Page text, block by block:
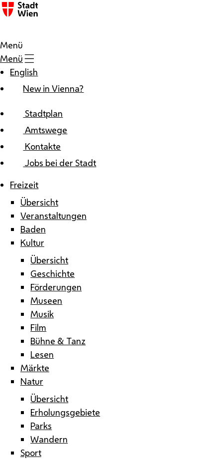
Zum Inhalt
Menü
Menü
English
New in Vienna?
Stadtplan
Amtswege
Kontakte
Jobs bei der Stadt
Freizeit
Übersicht
Veranstaltungen
Baden
Kultur
Übersicht
Geschichte
Förderungen
Museen
Musik
Film
Bühne & Tanz
Lesen
Märkte
Natur
Übersicht
Erholungsgebiete
Parks
Wandern
Sport